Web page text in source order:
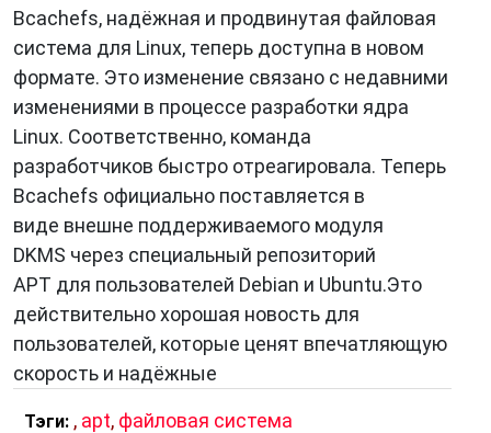
Bcachefs, надёжная и продвинутая файловая
система для Linux, теперь доступна в новом
формате. Это изменение связано с недавними
изменениями в процессе разработки ядра
Linux. Соответственно, команда
разработчиков быстро отреагировала. Теперь
Bcachefs официально поставляется в
виде внешне поддерживаемого модуля
DKMS через специальный репозиторий
APT для пользователей Debian и Ubuntu.Это
действительно хорошая новость для
пользователей, которые ценят впечатляющую
скорость и надёжные
Тэги: , apt, файловая система